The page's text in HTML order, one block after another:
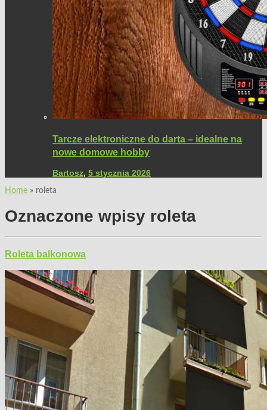
Tarcze elektroniczne do darta – idealne na
nowe domowe hobby
Bartosz, 5 stycznia 2026
Home » roleta
Oznaczone wpisy roleta
Roleta balkonowa